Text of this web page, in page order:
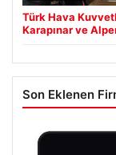
Türk Hava
Karapınar ve
Son Eklenen